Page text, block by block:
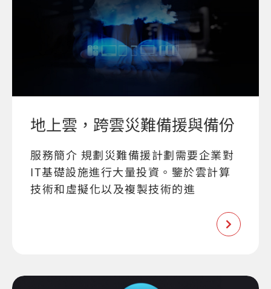
地上雲，跨雲災難備援與備份
服務簡介 規劃災難備援計劃需要企業對
IT基礎設施進行大量投資。鑒於雲計算
技術和虛擬化以及複製技術的進